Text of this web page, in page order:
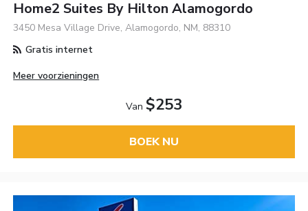
Home2 Suites By Hilton Alamogordo
3450 Mesa Village Drive, Alamogordo, NM, 88310
Gratis internet
Meer voorzieningen
Van $253
BOEK NU